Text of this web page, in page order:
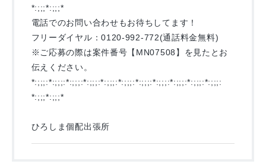
*:;;;*:;;;*
電話でのお問い合わせもお待ちしてます！
フリーダイヤル：0120-992-772(通話料金無料)
※ご応募の際は案件番号【MN07508】を見たとお
伝えください。
*:;;;:*:;;;:*:;;;:*:;;;:*:;;;:*:;;;:*:;;;:*:;;;:*:;;;:*:;;;:*:;;;:
*:;;;*:;;;*
ひろしま個配出張所